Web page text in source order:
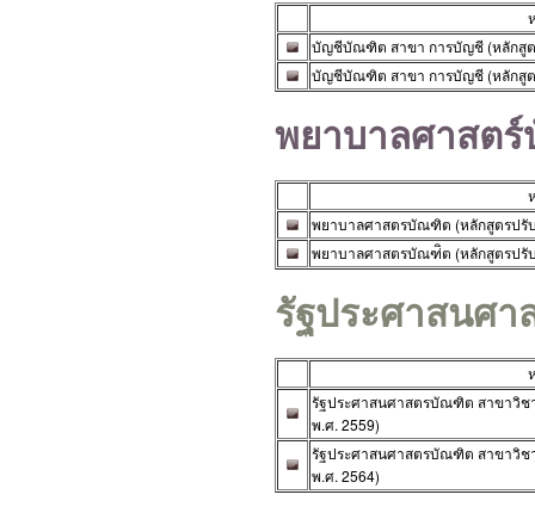
บัญชีบัณฑิต สาขา การบัญชี (หลักสูต
บัญชีบัณฑิต สาขา การบัญชี (หลักสูต
พยาบาลศาสต
พยาบาลศาสตรบัณฑิต (หลักสูตรปรั
พยาบาลศาสตรบัณฑ่ิต (หลักสูตรปรั
รัฐประศาสนศ
รัฐประศาสนศาสตรบัณฑิต สาขาวิช
พ.ศ. 2559)
รัฐประศาสนศาสตรบัณฑิต สาขาวิช
พ.ศ. 2564)